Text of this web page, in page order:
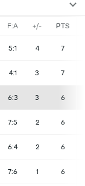
F:A +/- PTS
5:1 4 7
4:1 3 7
6:3 3 6
7:5 2 6
6:4 2 6
7:6 1 6